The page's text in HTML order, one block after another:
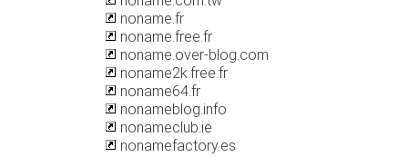
noname.fr
noname.free.fr
noname.over-blog.com
noname2k.free.fr
noname64.fr
nonameblog.info
nonameclub.ie
nonamefactory.es